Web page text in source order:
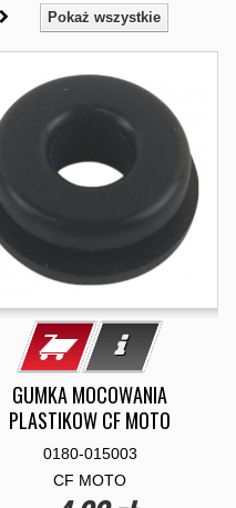
Pokaż wszystkie
GUMKA MOCOWANIA
PLASTIKOW CF MOTO
0180-015003
CF MOTO